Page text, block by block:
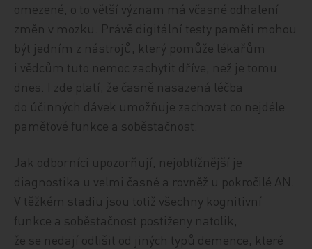
omezené, o to větší význam má včasné odhalení
změn v mozku. Právě digitální testy paměti mohou
být jedním z nástrojů, který pomůže lékařům
i vědcům tuto nemoc zachytit dříve, než je tomu
dnes. I zde platí, že časně nasazená léčba
do účinných dávek umožňuje zachovat co nejdéle
paměťové funkce a soběstačnost.
Jak odborníci upozorňují, nejobtížnější je
diagnostika u velmi časné a rovněž u pokročilé AN.
V těžkém stadiu jsou totiž všechny kognitivní
funkce a soběstačnost postiženy natolik,
že se nedají odlišit od jiných typů demence, které